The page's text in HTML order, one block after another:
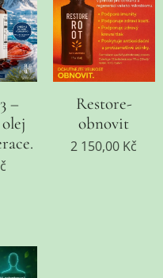
–
Restore-
obnovit
2 150,00 Kč